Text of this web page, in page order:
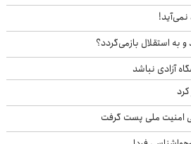
نمی‌آید!
و به استقلال بازمی‌گردد؟
آزادی نباشد
امنیت ملی پست گرفت